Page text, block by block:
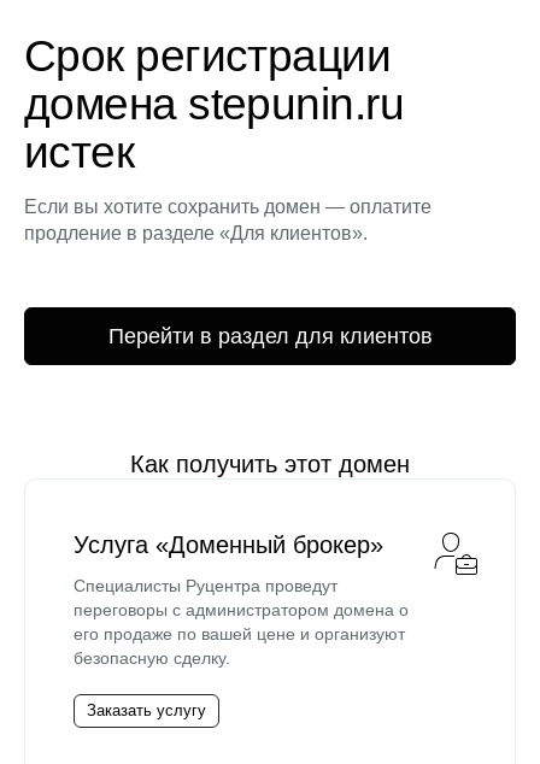
Срок регистрации
домена stepunin.ru
истек
Если вы хотите сохранить домен — оплатите
продление в разделе «Для клиентов».
Перейти в раздел для клиентов
Как получить этот домен
Услуга «Доменный брокер»
Специалисты Руцентра проведут
переговоры с администратором домена о
его продаже по вашей цене и организуют
безопасную сделку.
Заказать услугу